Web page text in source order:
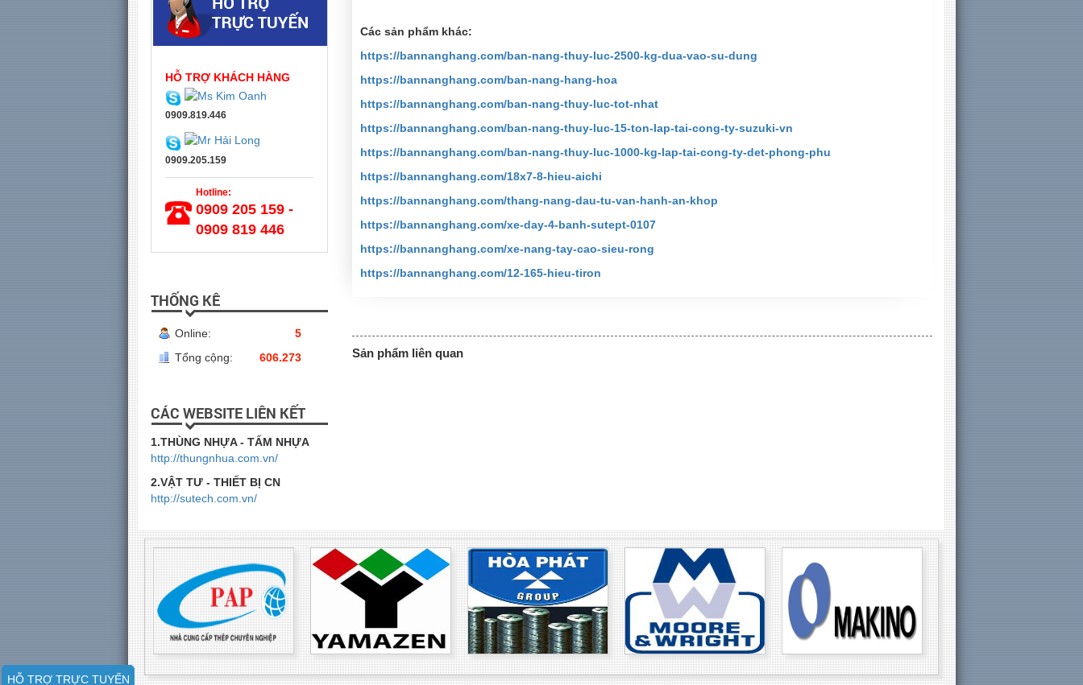
Các sản phẩm khác:
https://bannanghang.com/ban-nang-thuy-luc-2500-kg-dua-vao-su-dung
https://bannanghang.com/ban-nang-hang-hoa
https://bannanghang.com/ban-nang-thuy-luc-tot-nhat
https://bannanghang.com/ban-nang-thuy-luc-15-ton-lap-tai-cong-ty-suzuki-vn
https://bannanghang.com/ban-nang-thuy-luc-1000-kg-lap-tai-cong-ty-det-phong-phu
https://bannanghang.com/18x7-8-hieu-aichi
https://bannanghang.com/thang-nang-dau-tu-van-hanh-an-khop
https://bannanghang.com/xe-day-4-banh-sutept-0107
https://bannanghang.com/xe-nang-tay-cao-sieu-rong
https://bannanghang.com/12-165-hieu-tiron
Sản phẩm liên quan
HỖ TRỢ KHÁCH HÀNG
0909.819.446
0909.205.159
Hotline:
0909 205 159 -
0909 819 446
THỐNG KÊ
Online:
5
Tổng cộng:
606.273
CÁC WEBSITE LIÊN KẾT
1.THÙNG NHỰA - TẤM NHỰA
http://thungnhua.com.vn/
2.VẬT TƯ - THIẾT BỊ CN
http://sutech.com.vn/
HỖ TRỢ TRỰC TUYẾN